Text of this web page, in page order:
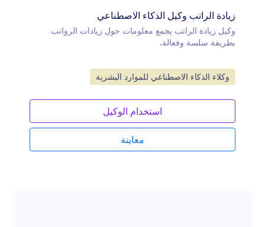
زيادة الراتب وكيل الذكاء الاصطناعي
وكيل زيادة الراتب يجمع معلومات حول زيادات الرواتب
بطريقة سلسة وفعالة.
انتقل إلى الفئة:
وكلاء الذكاء الاصطناعي للموارد البشرية
استخدام الوكيل
معاينة